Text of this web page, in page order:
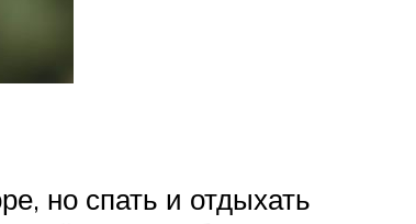
но спать и отдыхать